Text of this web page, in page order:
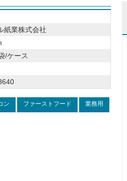
紙業株式会社
/ケース
ン ファーストフード 業務用